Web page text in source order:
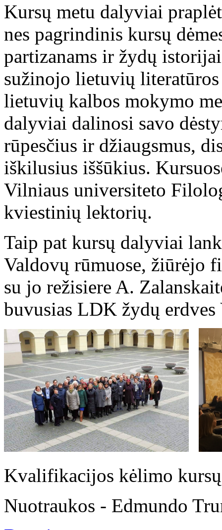
Kursų metu dalyviai
nes pagrindinis kursų
partizanams ir žydų
sužinojo lietuvių
lietuvių kalbos mokymo
dalyviai dalinosi savo
rūpesčius ir džiaugsmus,
iškilusius iššūkius.
Vilniaus universiteto
kviestinių lektorių.
Taip pat kursų dalyviai
Valdovų rūmuose, žiūrėjo
su jo režisiere A.
buvusias LDK žydų
Kvalifikacijos kėlimo
Nuotraukos - Edmundo